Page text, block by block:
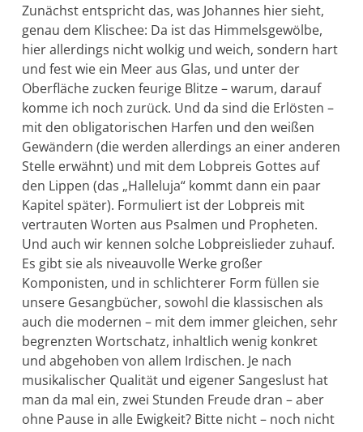
Zunächst entspricht das, was Johannes hier sieht,
genau dem Kli­schee: Da ist das Himmelsgewölbe,
hier allerdings nicht wolkig und weich, sondern hart
und fest wie ein Meer aus Glas, und unter der
Oberfläche zucken feurige Blitze – warum, darauf
komme ich noch zurück. Und da sind die Erlösten –
mit den obligatorischen Harfen und den weißen
Gewändern (die werden allerdings an einer ande­ren
Stelle erwähnt) und mit dem Lobpreis Gottes auf
den Lip­pen (das „Halleluja“ kommt dann ein paar
Kapitel später). Formu­liert ist der Lobpreis mit
vertrauten Worten aus Psalmen und Prophe­ten.
Und auch wir kennen sol­che Lobpreislieder zuhauf.
Es gibt sie als niveauvolle Werke großer
Komponisten, und in schlichterer Form füllen sie
unsere Gesangbücher, sowohl die klassi­schen als
auch die modernen – mit dem immer gleichen, sehr
begrenz­ten Wort­schatz, inhaltlich wenig konkret
und abgehoben von allem Irdischen. Je nach
musikalischer Qualität und eigener Sanges­lust hat
man da mal ein, zwei Stunden Freude dran – aber
ohne Pause in alle Ewig­keit? Bitte nicht – noch nicht